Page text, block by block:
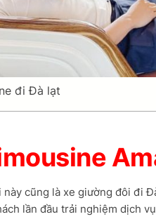
đi Đà lạt
cũng là xe giường đôi
lần đầu trải nghiệm dịch